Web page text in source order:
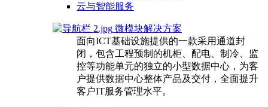
云与智能服务
微模块解决方案
面向ICT基础设施提供的一款采用通道封
闭，包含工程预制的机柜、配电、制冷、监
控等功能单元的独立的小型数据中心，为客
户提供数据中心整体产品及交付，全面提升
客户IT服务管理水平。